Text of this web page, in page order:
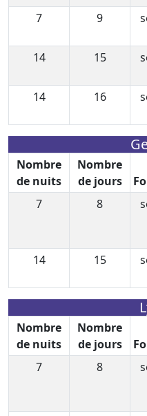
7
9
14
15
14
16
Nombre
de nuits
Nombre
de jours
7
8
14
15
Nombre
de nuits
Nombre
de jours
7
8